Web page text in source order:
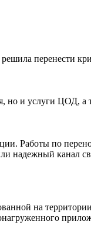
перенести
и услуги ЦОД,
Работы по
надежный канал
на